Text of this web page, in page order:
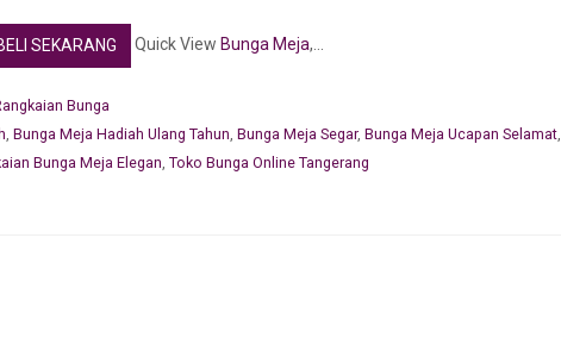
SEKARANG Quick View Bunga Meja,...
Bunga
, Bunga Meja Hadiah Ulang Tahun, Bunga Meja Segar, Bunga Meja Ucapan Selamat,
Bunga Meja Elegan, Toko Bunga Online Tangerang